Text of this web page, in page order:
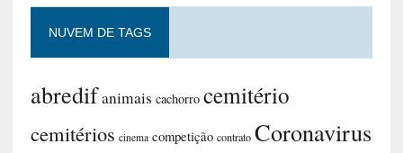
NUVEM DE TAGS
abredifanimais cachorro cemitério
cemitérios cinema competição contrato Coronavirus